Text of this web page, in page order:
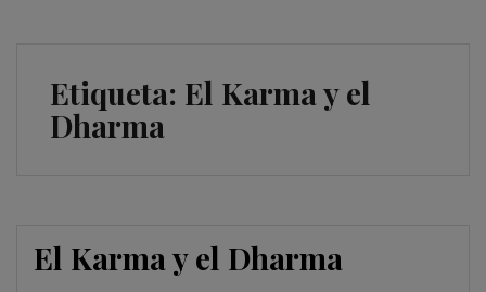
Etiqueta: El Karma y el
Dharma
El Karma y el Dharma